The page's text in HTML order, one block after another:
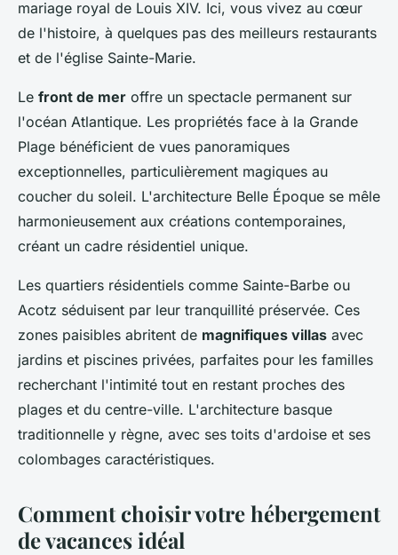
mariage royal de Louis XIV. Ici, vous vivez au cœur
de l'histoire, à quelques pas des meilleurs restaurants
et de l'église Sainte-Marie.
Le front de mer offre un spectacle permanent sur
l'océan Atlantique. Les propriétés face à la Grande
Plage bénéficient de vues panoramiques
exceptionnelles, particulièrement magiques au
coucher du soleil. L'architecture Belle Époque se mêle
harmonieusement aux créations contemporaines,
créant un cadre résidentiel unique.
Les quartiers résidentiels comme Sainte-Barbe ou
Acotz séduisent par leur tranquillité préservée. Ces
zones paisibles abritent de magnifiques villas avec
jardins et piscines privées, parfaites pour les familles
recherchant l'intimité tout en restant proches des
plages et du centre-ville. L'architecture basque
traditionnelle y règne, avec ses toits d'ardoise et ses
colombages caractéristiques.
Comment choisir votre hébergement
de vacances idéal